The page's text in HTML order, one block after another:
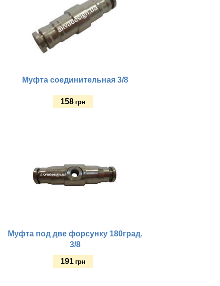
Муфта соединительная 3/8
158 грн
Муфта под две форсунку 180град.
3/8
191 грн